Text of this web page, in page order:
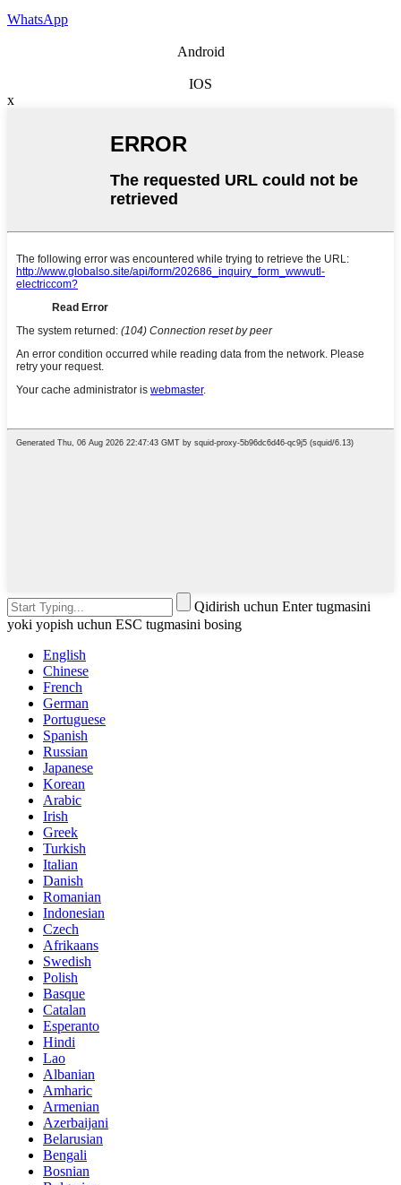
WhatsApp
Android
IOS
x
Qidirish uchun Enter tugmasini
yoki yopish uchun ESC tugmasini bosing
English
Chinese
French
German
Portuguese
Spanish
Russian
Japanese
Korean
Arabic
Irish
Greek
Turkish
Italian
Danish
Romanian
Indonesian
Czech
Afrikaans
Swedish
Polish
Basque
Catalan
Esperanto
Hindi
Lao
Albanian
Amharic
Armenian
Azerbaijani
Belarusian
Bengali
Bosnian